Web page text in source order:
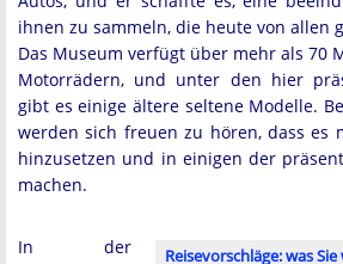
ihnen zu sammeln, die heute von allen
Das Museum verfügt über mehr als 70
Motorrädern, und unter den hier
gibt es einige ältere seltene Modelle.
werden sich freuen zu hören, dass es
hinzusetzen und in einigen der
machen.
Reisevorschläge: was
In der